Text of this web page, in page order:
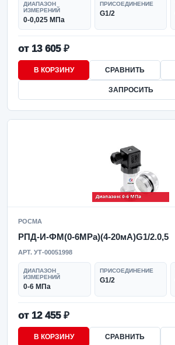
ДИАПАЗОН
ИЗМЕРЕНИЙ
0-0,025 МПа
ПРИСОЕДИНЕНИЕ
G1/2
от 13 605 ₽
В КОРЗИНУ СРАВНИТЬ
ЗАПРОСИТЬ
РОСМА
РПД-И-ФМ(0-6MPa)(4-20мА)G1/2.0,5
АРТ. УТ-00051998
ДИАПАЗОН
ИЗМЕРЕНИЙ
0-6 МПа
ПРИСОЕДИНЕНИЕ
G1/2
от 12 455 ₽
В КОРЗИНУ СРАВНИТЬ